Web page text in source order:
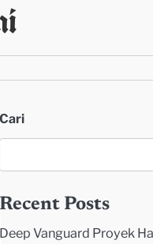
Cari
Posts
Deep Vanguard Proyek